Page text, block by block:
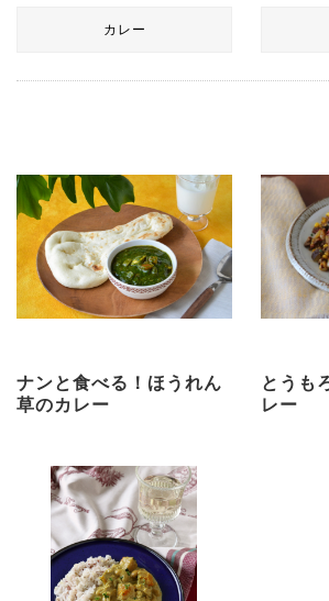
カレー
ナンと食べる！ほうれん
草のカレー
とうも
レー